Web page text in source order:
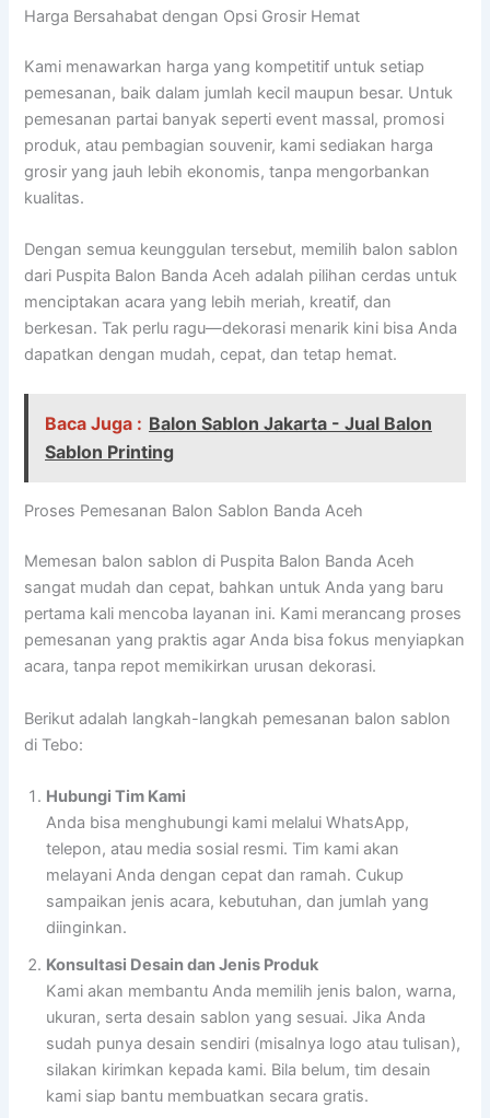
Harga Bersahabat dengan Opsi Grosir Hemat
Kami menawarkan harga yang kompetitif untuk setiap
pemesanan, baik dalam jumlah kecil maupun besar. Untuk
pemesanan partai banyak seperti event massal, promosi
produk, atau pembagian souvenir, kami sediakan harga
grosir yang jauh lebih ekonomis, tanpa mengorbankan
kualitas.
Dengan semua keunggulan tersebut, memilih balon sablon
dari Puspita Balon Banda Aceh adalah pilihan cerdas untuk
menciptakan acara yang lebih meriah, kreatif, dan
berkesan. Tak perlu ragu—dekorasi menarik kini bisa Anda
dapatkan dengan mudah, cepat, dan tetap hemat.
Baca Juga : Balon Sablon Jakarta - Jual Balon
Sablon Printing
Proses Pemesanan Balon Sablon Banda Aceh
Memesan balon sablon di Puspita Balon Banda Aceh
sangat mudah dan cepat, bahkan untuk Anda yang baru
pertama kali mencoba layanan ini. Kami merancang proses
pemesanan yang praktis agar Anda bisa fokus menyiapkan
acara, tanpa repot memikirkan urusan dekorasi.
Berikut adalah langkah-langkah pemesanan balon sablon
di Tebo:
Hubungi Tim Kami
Anda bisa menghubungi kami melalui WhatsApp,
telepon, atau media sosial resmi. Tim kami akan
melayani Anda dengan cepat dan ramah. Cukup
sampaikan jenis acara, kebutuhan, dan jumlah yang
diinginkan.
Konsultasi Desain dan Jenis Produk
Kami akan membantu Anda memilih jenis balon, warna,
ukuran, serta desain sablon yang sesuai. Jika Anda
sudah punya desain sendiri (misalnya logo atau tulisan),
silakan kirimkan kepada kami. Bila belum, tim desain
kami siap bantu membuatkan secara gratis.